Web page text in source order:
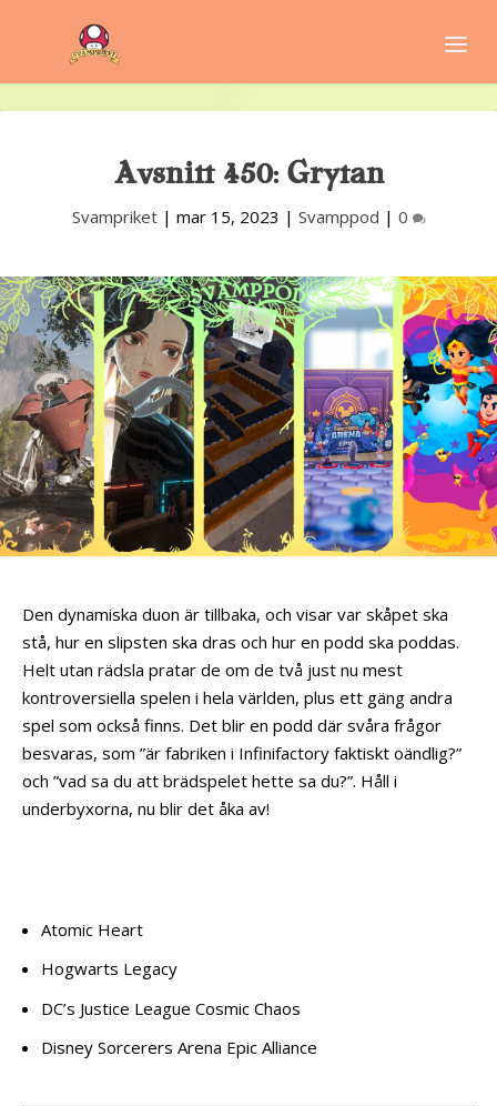
Avsnitt 450: Grytan
Svampriket| mar 15, 2023 | Svamppod | 0
Den dynamiska duon är tillbaka, och visar var skåpet ska
stå, hur en slipsten ska dras och hur en podd ska poddas.
Helt utan rädsla pratar de om de två just nu mest
kontroversiella spelen i hela världen, plus ett gäng andra
spel som också finns. Det blir en podd där svåra frågor
besvaras, som ”är fabriken i Infinifactory faktiskt oändlig?”
och ”vad sa du att brädspelet hette sa du?”. Håll i
underbyxorna, nu blir det åka av!
Atomic Heart
Hogwarts Legacy
DC’s Justice League Cosmic Chaos
Disney Sorcerers Arena Epic Alliance